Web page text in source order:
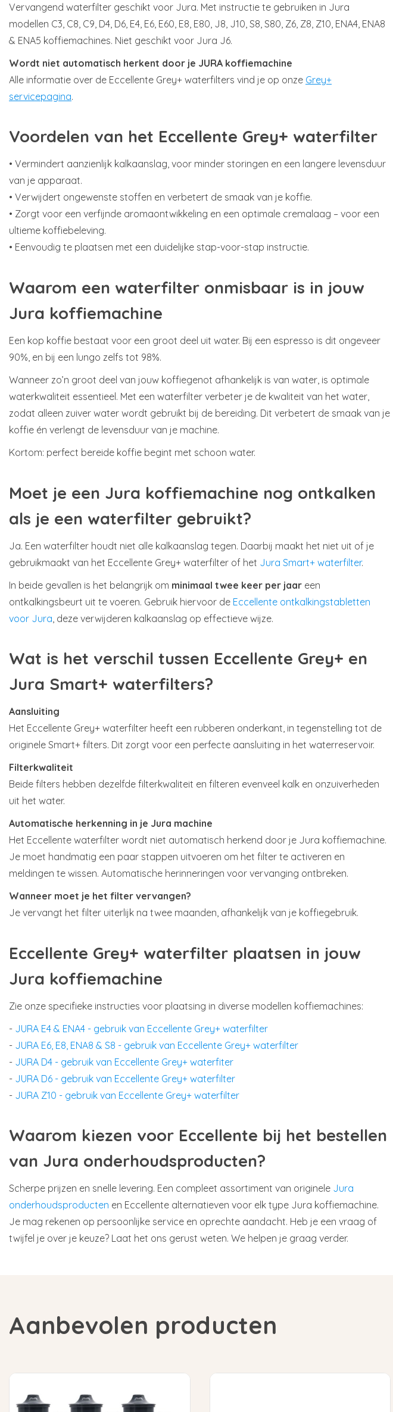
Vervangend waterfilter geschikt voor Jura. Met instructie te gebruiken in Jura
modellen C3, C8, C9, D4, D6, E4, E6, E60, E8, E80, J8, J10, S8, S80, Z6, Z8, Z10, ENA4, ENA8
& ENA5 koffiemachines. Niet geschikt voor Jura J6.
Wordt niet automatisch herkent door je JURA koffiemachine
Alle informatie over de Eccellente Grey+ waterfilters vind je op onze Grey+
servicepagina.
Voordelen van het Eccellente Grey+ waterfilter
• Vermindert aanzienlijk kalkaanslag, voor minder storingen en een langere levensduur
van je apparaat.
• Verwijdert ongewenste stoffen en verbetert de smaak van je koffie.
• Zorgt voor een verfijnde aromaontwikkeling en een optimale cremalaag – voor een
ultieme koffiebeleving.
• Eenvoudig te plaatsen met een duidelijke stap-voor-stap instructie.
Waarom een waterfilter onmisbaar is in jouw
Jura koffiemachine
Een kop koffie bestaat voor een groot deel uit water. Bij een espresso is dit ongeveer
90%, en bij een lungo zelfs tot 98%.
Wanneer zo’n groot deel van jouw koffiegenot afhankelijk is van water, is optimale
waterkwaliteit essentieel. Met een waterfilter verbeter je de kwaliteit van het water,
zodat alleen zuiver water wordt gebruikt bij de bereiding. Dit verbetert de smaak van je
koffie én verlengt de levensduur van je machine.
Kortom: perfect bereide koffie begint met schoon water.
Moet je een Jura koffiemachine nog ontkalken
als je een waterfilter gebruikt?
Ja. Een waterfilter houdt niet alle kalkaanslag tegen. Daarbij maakt het niet uit of je
gebruikmaakt van het Eccellente Grey+ waterfilter of het Jura Smart+ waterfilter.
In beide gevallen is het belangrijk om minimaal twee keer per jaar een
ontkalkingsbeurt uit te voeren. Gebruik hiervoor de Eccellente ontkalkingstabletten
voor Jura , deze verwijderen kalkaanslag op effectieve wijze.
Wat is het verschil tussen Eccellente Grey+ en
Jura Smart+ waterfilters?
Aansluiting
Het Eccellente Grey+ waterfilter heeft een rubberen onderkant, in tegenstelling tot de
originele Smart+ filters. Dit zorgt voor een perfecte aansluiting in het waterreservoir.
Filterkwaliteit
Beide filters hebben dezelfde filterkwaliteit en filteren evenveel kalk en onzuiverheden
uit het water.
Automatische herkenning in je Jura machine
Het Eccellente waterfilter wordt niet automatisch herkend door je Jura koffiemachine.
Je moet handmatig een paar stappen uitvoeren om het filter te activeren en
meldingen te wissen. Automatische herinneringen voor vervanging ontbreken.
Wanneer moet je het filter vervangen?
Je vervangt het filter uiterlijk na twee maanden, afhankelijk van je koffiegebruik.
Eccellente Grey+ waterfilter plaatsen in jouw
Jura koffiemachine
Zie onze specifieke instructies voor plaatsing in diverse modellen koffiemachines:
- JURA E4 & ENA4 - gebruik van Eccellente Grey+ waterfilter
- JURA E6, E8, ENA8 & S8 - gebruik van Eccellente Grey+ waterfilter
- JURA D4 - gebruik van Eccellente Grey+ waterfiter
- JURA D6 - gebruik van Eccellente Grey+ waterfilter
- JURA Z10 - gebruik van Eccellente Grey+ waterfilter
Waarom kiezen voor Eccellente bij het bestellen
van Jura onderhoudsproducten?
Scherpe prijzen en snelle levering. Een compleet assortiment van originele Jura
onderhoudsproducten en Eccellente alternatieven voor elk type Jura koffiemachine.
Je mag rekenen op persoonlijke service en oprechte aandacht. Heb je een vraag of
twijfel je over je keuze? Laat het ons gerust weten. We helpen je graag verder.
Aanbevolen producten